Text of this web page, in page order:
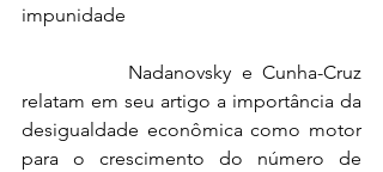
impunidade
relatam em seu artigo a importância da
desigualdade econômica como motor
para o crescimento do número de